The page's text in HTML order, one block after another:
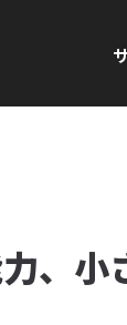
、小